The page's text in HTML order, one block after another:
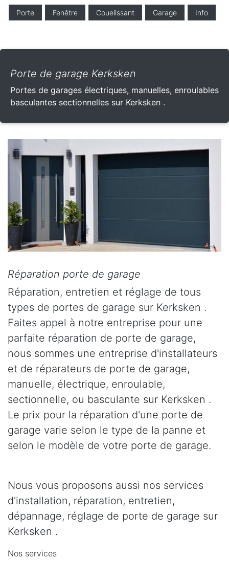
Porte Fenêtre Couelissant Garage Info
Porte de garage Kerksken
Portes de garages électriques, manuelles, enroulables
basculantes sectionnelles sur Kerksken .
Réparation porte de garage
Réparation, entretien et réglage de tous
types de portes de garage sur Kerksken .
Faites appel à notre entreprise pour une
parfaite réparation de porte de garage,
nous sommes une entreprise d'installateurs
et de réparateurs de porte de garage,
manuelle, électrique, enroulable,
sectionnelle, ou basculante sur Kerksken .
Le prix pour la réparation d'une porte de
garage varie selon le type de la panne et
selon le modèle de votre porte de garage.
Nous vous proposons aussi nos services
d'installation, réparation, entretien,
dépannage, réglage de porte de garage sur
Kerksken .
Nos services